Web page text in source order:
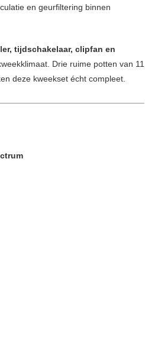
en geurfiltering binnen
tijdschakelaar, clipfan en
Drie ruime potten van 11
deze kweekset écht compleet.